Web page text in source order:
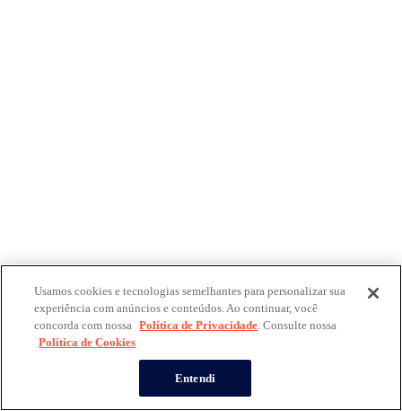
Usamos cookies e tecnologias semelhantes para personalizar sua
experiência com anúncios e conteúdos. Ao continuar, você
concorda com nossa Política de Privacidade. Consulte nossa
Política de Cookies
Entendi